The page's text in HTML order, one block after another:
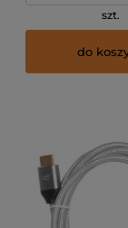
szt.
do